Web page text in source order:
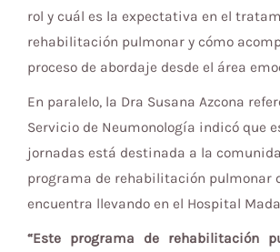
rol y cuál es la expectativa en el
rehabilitación pulmonar y cómo
proceso de abordaje desde el área
En paralelo, la Dra Susana Azcona
Servicio de Neumonología indicó que
jornadas está destinada a la
programa de rehabilitación pulmonar
encuentra llevando en el Hospital
“Este programa de rehabilitación